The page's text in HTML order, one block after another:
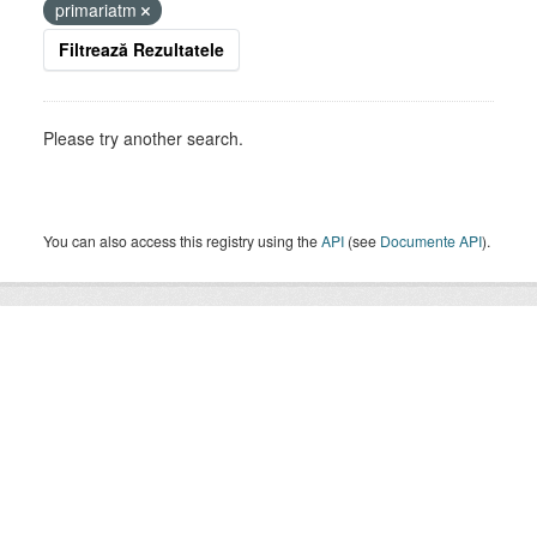
primariatm
Filtrează Rezultatele
Please try another search.
You can also access this registry using theAPI (see Documente API).